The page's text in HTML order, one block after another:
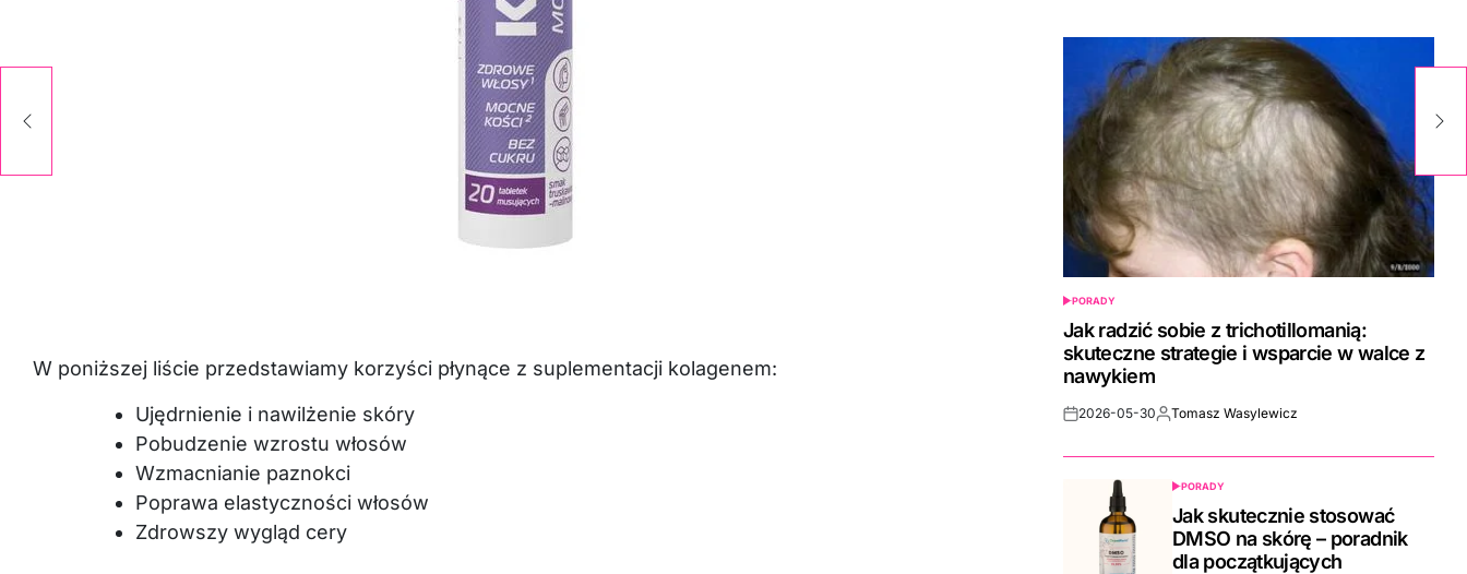
W poniższej liście przedstawiamy korzyści płynące z suplementacji kolagenem:
Ujędrnienie i nawilżenie skóry
Pobudzenie wzrostu włosów
Wzmacnianie paznokci
Poprawa elastyczności włosów
Zdrowszy wygląd cery
POSTED
IN
PORADY
Jak radzić sobie z trichotillomanią:
skuteczne strategie i wsparcie w walce z
nawykiem
Post2026-05-30By:Tomasz Wasylewicz
POSTED
IN
PORADY
Jak skutecznie stosować
DMSO na skórę – poradnik
dla początkujących